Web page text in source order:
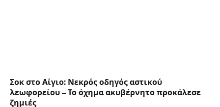
Σοκ στο Αίγιο: Νεκρός οδηγός αστικού
λεωφορείου – Το όχημα ακυβέρνητο προκάλεσε
ζημιές